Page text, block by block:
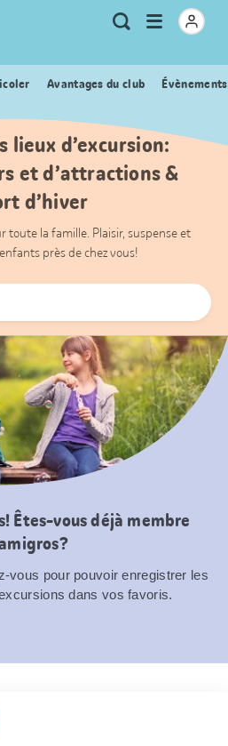
Métanavigation
RechercheOuvrir
Avantages du club
lieux d’excursion:
et d’attractions &
d’hiver
toute la famille. Plaisir, suspense et
près de chez vous!
Êtes-vous déjà membre
vous pour pouvoir enregistrer les
dans vos favoris.